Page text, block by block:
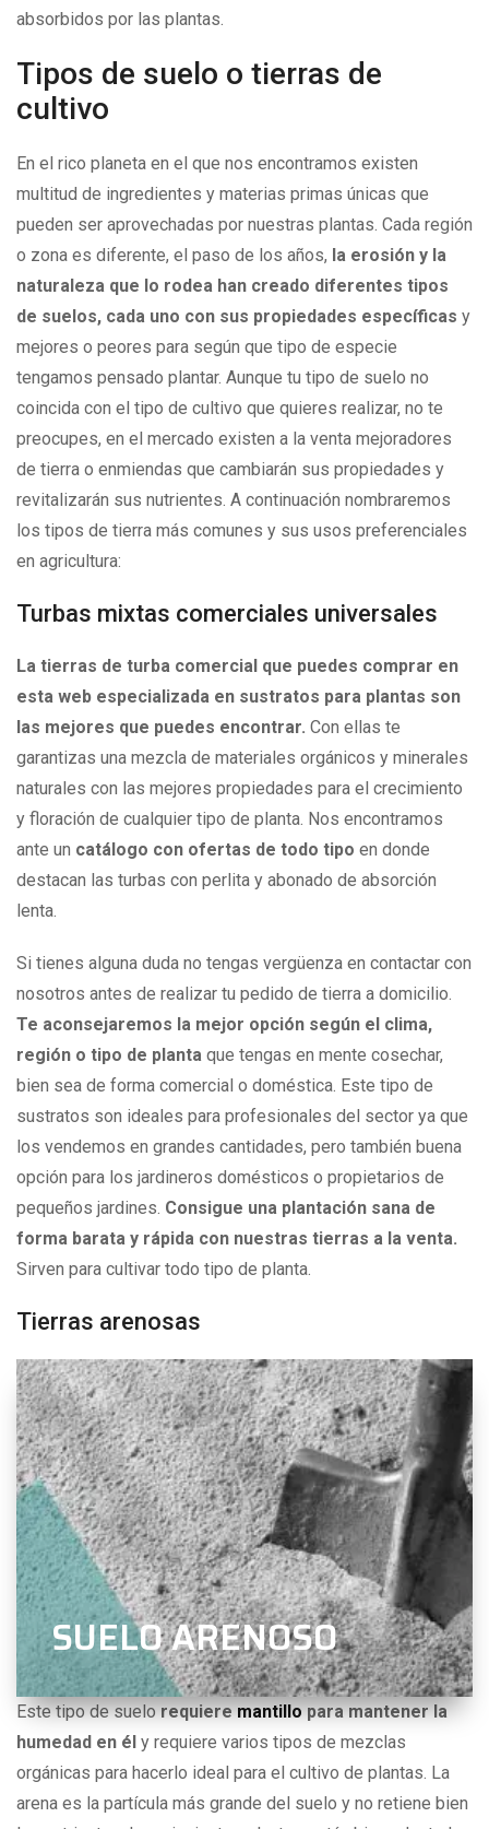
absorbidos por las plantas.
Tipos de suelo o tierras de
cultivo
En el rico planeta en el que nos encontramos existen
multitud de ingredientes y materias primas únicas que
pueden ser aprovechadas por nuestras plantas. Cada región
o zona es diferente, el paso de los años, la erosión y la
naturaleza que lo rodea han creado diferentes tipos
de suelos, cada uno con sus propiedades específicas y
mejores o peores para según que tipo de especie
tengamos pensado plantar. Aunque tu tipo de suelo no
coincida con el tipo de cultivo que quieres realizar, no te
preocupes, en el mercado existen a la venta mejoradores
de tierra o enmiendas que cambiarán sus propiedades y
revitalizarán sus nutrientes. A continuación nombraremos
los tipos de tierra más comunes y sus usos preferenciales
en agricultura:
Turbas mixtas comerciales universales
La tierras de turba comercial que puedes comprar en
esta web especializada en sustratos para plantas son
las mejores que puedes encontrar. Con ellas te
garantizas una mezcla de materiales orgánicos y minerales
naturales con las mejores propiedades para el crecimiento
y floración de cualquier tipo de planta. Nos encontramos
ante un catálogo con ofertas de todo tipo en donde
destacan las turbas con perlita y abonado de absorción
lenta.
Si tienes alguna duda no tengas vergüenza en contactar con
nosotros antes de realizar tu pedido de tierra a domicilio.
Te aconsejaremos la mejor opción según el clima,
región o tipo de planta que tengas en mente cosechar,
bien sea de forma comercial o doméstica. Este tipo de
sustratos son ideales para profesionales del sector ya que
los vendemos en grandes cantidades, pero también buena
opción para los jardineros domésticos o propietarios de
pequeños jardines. Consigue una plantación sana de
forma barata y rápida con nuestras tierras a la venta.
Sirven para cultivar todo tipo de planta.
Tierras arenosas
SUELO ARENOSO
Este tipo de suelorequieremantillopara mantener la
humedad en él y requiere varios tipos de mezclas
orgánicas para hacerlo ideal para el cultivo de plantas. La
arena es la partícula más grande del suelo y no retiene bien